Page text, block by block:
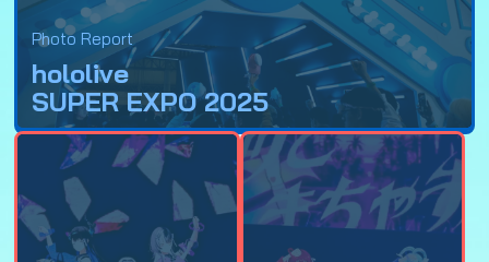
Photo Report
hololive
SUPER EXPO 2025